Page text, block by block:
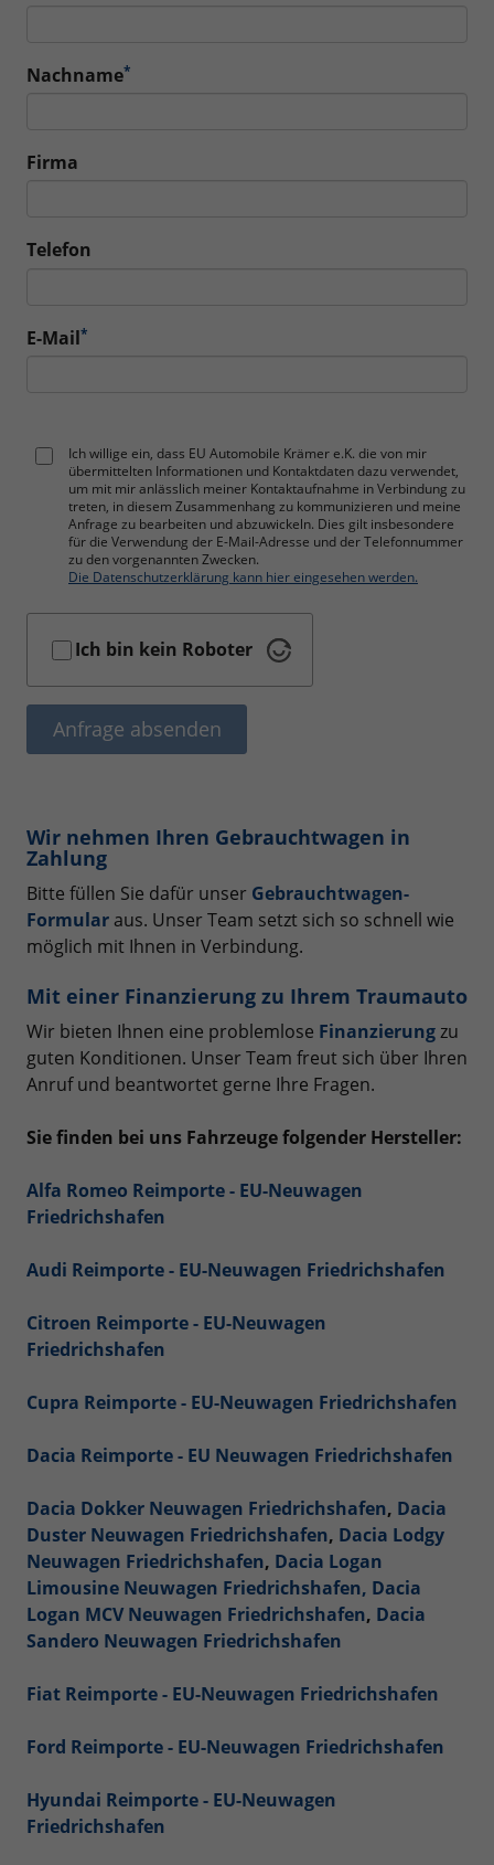
Nachname*
Firma
Telefon
E-Mail*
Ich willige ein, dass EU Automobile Krämer e.K. die von mir
übermittelten Informationen und Kontaktdaten dazu verwendet,
um mit mir anlässlich meiner Kontaktaufnahme in Verbindung zu
treten, in diesem Zusammenhang zu kommunizieren und meine
Anfrage zu bearbeiten und abzuwickeln. Dies gilt insbesondere
für die Verwendung der E-Mail-Adresse und der Telefonnummer
zu den vorgenannten Zwecken.
Die Datenschutzerklärung kann hier eingesehen werden.
Ich bin kein Roboter
Anfrage absenden
Wir nehmen Ihren Gebrauchtwagen in
Zahlung
Bitte füllen Sie dafür unser Gebrauchtwagen-
Formular aus. Unser Team setzt sich so schnell wie
möglich mit Ihnen in Verbindung.
Mit einer Finanzierung zu Ihrem Traumauto
Wir bieten Ihnen eine problemlose Finanzierungzu
guten Konditionen. Unser Team freut sich über Ihren
Anruf und beantwortet gerne Ihre Fragen.
Sie finden bei uns Fahrzeuge folgender Hersteller:
Alfa Romeo Reimporte - EU-Neuwagen
Friedrichshafen
Audi Reimporte - EU-Neuwagen Friedrichshafen
Citroen Reimporte - EU-Neuwagen
Friedrichshafen
Cupra Reimporte - EU-Neuwagen Friedrichshafen
Dacia Reimporte - EU Neuwagen Friedrichshafen
Dacia Dokker Neuwagen Friedrichshafen, Dacia
Duster Neuwagen Friedrichshafen, Dacia Lodgy
Neuwagen Friedrichshafen, Dacia Logan
Limousine Neuwagen Friedrichshafen, Dacia
Logan MCV Neuwagen Friedrichshafen, Dacia
Sandero Neuwagen Friedrichshafen
Fiat Reimporte - EU-Neuwagen Friedrichshafen
Ford Reimporte - EU-Neuwagen Friedrichshafen
Hyundai Reimporte - EU-Neuwagen
Friedrichshafen